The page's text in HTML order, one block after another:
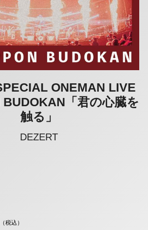
ONEMAN LIVE
「君の心臓を
触る」
DEZERT
税込）